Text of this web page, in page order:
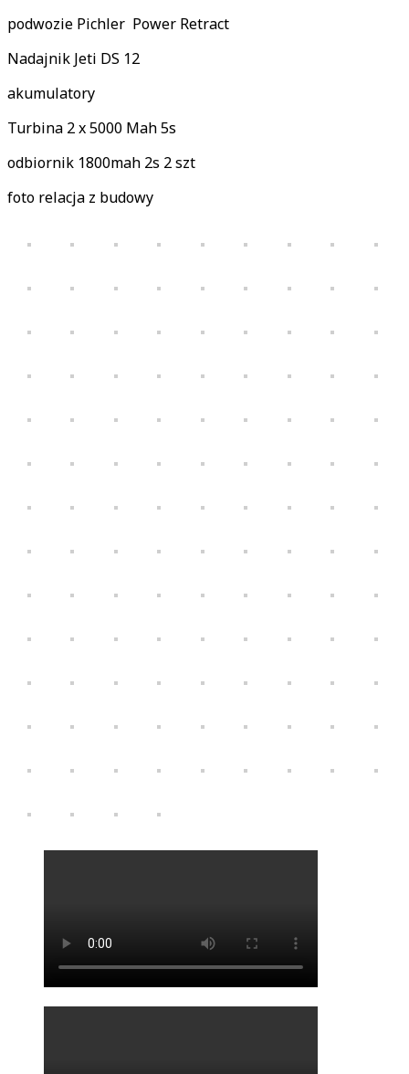
podwozie Pichler Power Retract
Nadajnik Jeti DS 12
akumulatory
Turbina 2 x 5000 Mah 5s
odbiornik 1800mah 2s 2 szt
foto relacja z budowy